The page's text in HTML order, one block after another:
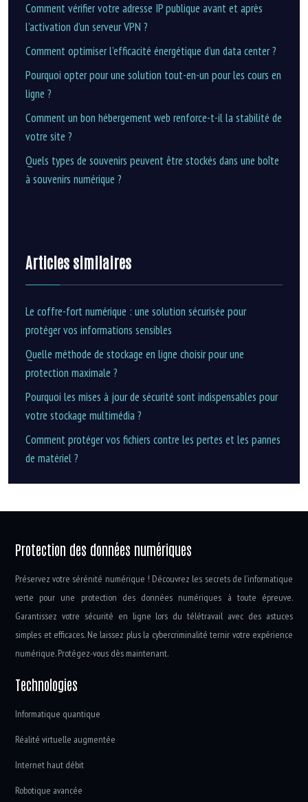
Comment vérifier votre adresse IP publique avant et après
l’activation d’un serveur VPN ?
Comment optimiser l’efficacité énergétique d’un data center ?
Pourquoi opter pour une solution tout-en-un pour les cours en
ligne ?
Comment un bon hébergement web renforce-t-il la stabilité de
votre site ?
Quels types de souvenirs peuvent être stockés dans une boîte
à souvenirs numérique ?
Articles similaires
Le coffre-fort numérique : une solution sécurisée pour
protéger vos informations sensibles
Quelle méthode de stockage en ligne choisir pour une
protection maximale ?
Pourquoi les mises à jour de sécurité sont indispensables pour
votre stockage multimédia ?
Comment protéger vos fichiers contre les pertes et les pannes
de matériel ?
Protection des données numériques
Préservez votre sérénité numérique ! Découvrez les secrets de l’informatique
verte pour une protection des données numériques à toute épreuve.
Garantissez votre sécurité en ligne lors du télétravail avec des astuces
simples et efficaces. Ne laissez plus la cybercriminalité ternir votre expérience
numérique. Protégez-vous dès maintenant.
Technologies
Informatique quantique
Réalité virtuelle augmentée
Internet haut débit
Robotique avancée